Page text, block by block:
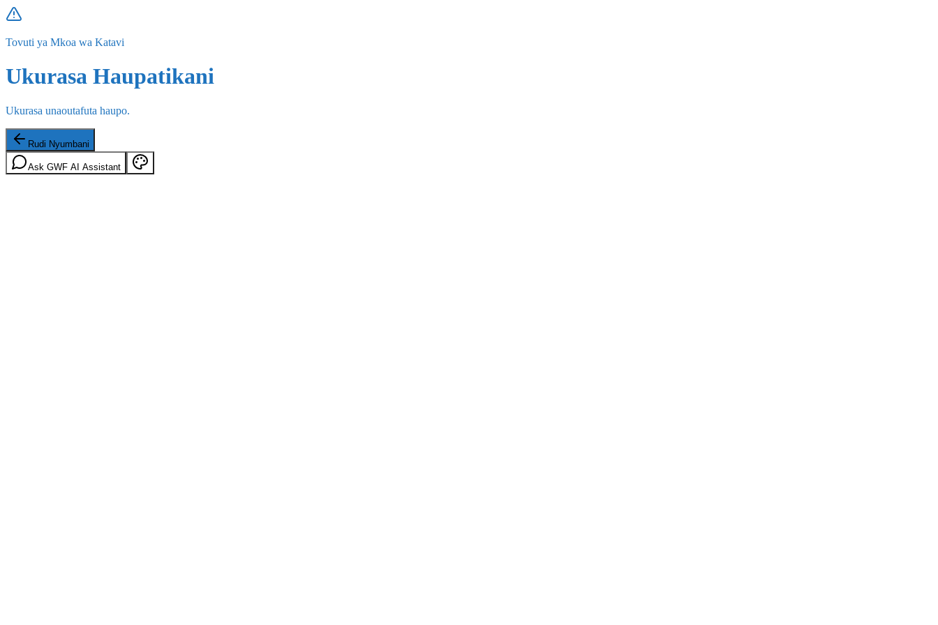
Tovuti ya Mkoa wa Katavi
Ukurasa Haupatikani
Ukurasa unaoutafuta haupo.
Rudi Nyumbani
Ask GWF AI Assistant